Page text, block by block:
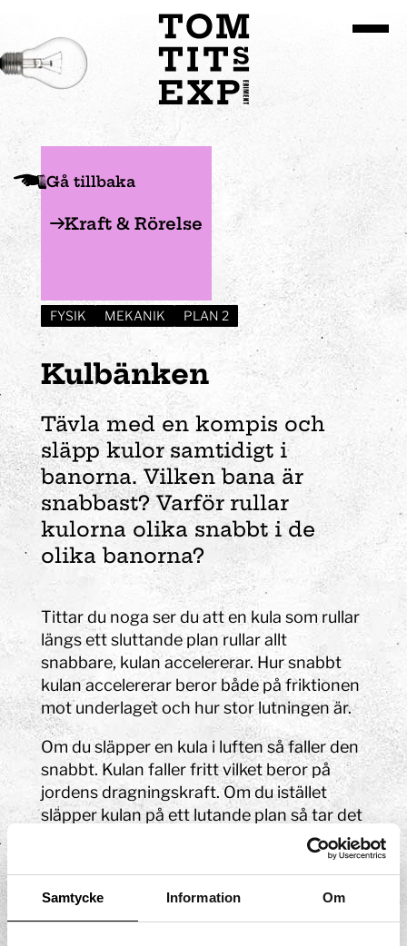
Samtycke Information Om
Gå tillbaka
Kraft & Rörelse
FYSIK MEKANIK PLAN 2
Kulbänken
Tävla med en kompis och
släpp kulor samtidigt i
banorna. Vilken bana är
snabbast? Varför rullar
kulorna olika snabbt i de
olika banorna?
Tittar du noga ser du att en kula som rullar
längs ett sluttande plan rullar allt
snabbare, kulan accelererar. Hur snabbt
kulan accelererar beror både på friktionen
mot underlaget och hur stor lutningen är.
Om du släpper en kula i luften så faller den
snabbt. Kulan faller fritt vilket beror på
jordens dragningskraft. Om du istället
släpper kulan på ett lutande plan så tar det
längre tid för kulan att färdas samma
sträcka. Kulan bromsas av friktionen mot
Kulbanan visar på energiomvandling. När